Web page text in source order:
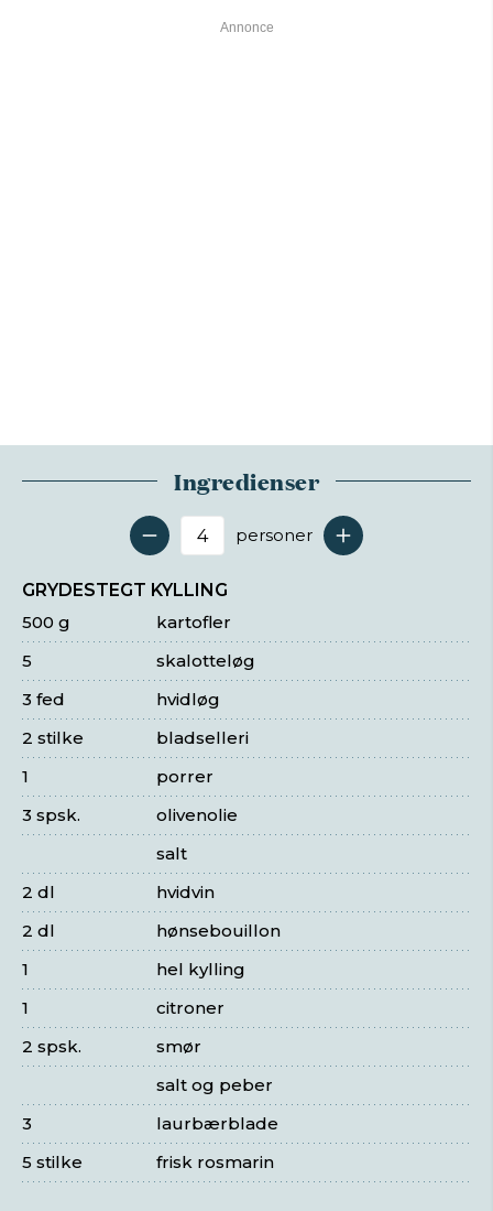
Ingredienser
Antal serveringer
personer
GRYDESTEGT KYLLING
kartofler
500 g
skalotteløg
5
hvidløg
3 fed
bladselleri
2 stilke
porrer
1
olivenolie
3 spsk.
salt
hvidvin
2 dl
hønsebouillon
2 dl
hel kylling
1
citroner
1
smør
2 spsk.
salt og peber
laurbærblade
3
frisk rosmarin
5 stilke